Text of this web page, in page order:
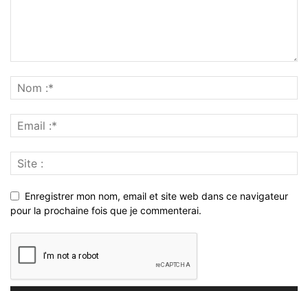
Enregistrer mon nom, email et site web dans ce navigateur
pour la prochaine fois que je commenterai.